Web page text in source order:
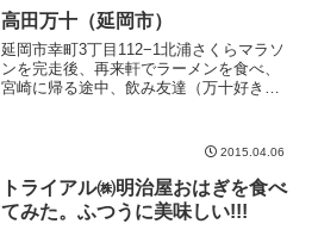
高田万十（延岡市）
延岡市幸町3丁目112−1北浦さくらマラソ
ンを完走後、再来軒でラーメンを食べ、
宮崎に帰る途中、飲み友達（万十好き）
た。創業昭和24年創業昭和24年あなたの
2015.04.06
トライアル㈱明治屋おはぎを食べ
てみた。ふつうに美味しい!!!